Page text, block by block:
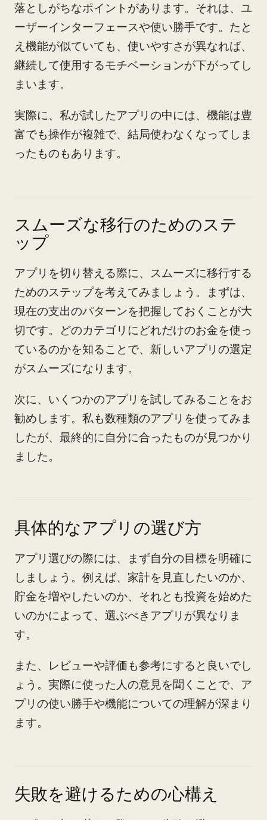
落としがちなポイントがあります。それは、ユ
ーザーインターフェースや使い勝手です。たと
え機能が似ていても、使いやすさが異なれば、
継続して使用するモチベーションが下がってし
まいます。
実際に、私が試したアプリの中には、機能は豊
富でも操作が複雑で、結局使わなくなってしま
ったものもあります。
スムーズな移行のためのステ
ップ
アプリを切り替える際に、スムーズに移行する
ためのステップを考えてみましょう。まずは、
現在の支出のパターンを把握しておくことが大
切です。どのカテゴリにどれだけのお金を使っ
ているのかを知ることで、新しいアプリの選定
がスムーズになります。
次に、いくつかのアプリを試してみることをお
勧めします。私も数種類のアプリを使ってみま
したが、最終的に自分に合ったものが見つかり
ました。
具体的なアプリの選び方
アプリ選びの際には、まず自分の目標を明確に
しましょう。例えば、家計を見直したいのか、
貯金を増やしたいのか、それとも投資を始めた
いのかによって、選ぶべきアプリが異なりま
す。
また、レビューや評価も参考にすると良いでし
ょう。実際に使った人の意見を聞くことで、ア
プリの使い勝手や機能についての理解が深まり
ます。
失敗を避けるための心構え